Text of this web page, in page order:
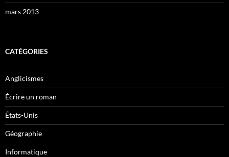
mars 2013
CATÉGORIES
Anglicismes
Écrire un roman
États-Unis
Géographie
Informatique